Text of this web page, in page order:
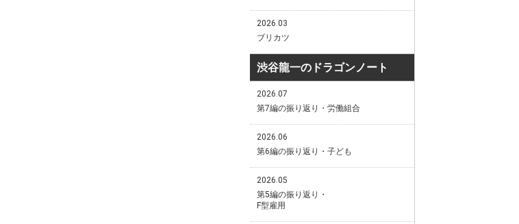
2026.03
ブリカツ
渋谷龍一のドラゴンノート
2026.07
第7編の振り返り・労働組合
2026.06
第6編の振り返り・子ども
2026.05
第5編の振り返り・
F型雇用